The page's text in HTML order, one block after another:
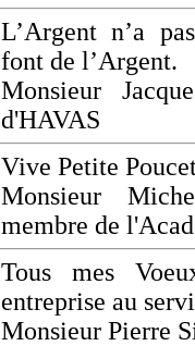
L’Argent n’a
font de l’Argent.
Monsieur
d'HAVAS
Vive Petite
Monsieur
membre de
Tous mes
entreprise au
Monsieur Pierre